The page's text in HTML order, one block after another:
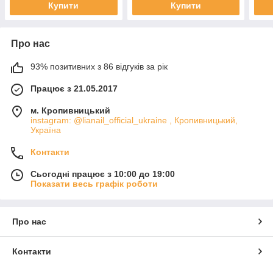
Купити Купити
Про нас
93% позитивних з 86 відгуків за рік
Працює з 21.05.2017
м. Кропивницький
instagram: @lianail_official_ukraine , Кропивницький,
Україна
Контакти
Сьогодні працює з 10:00 до 19:00
Показати весь графік роботи
Про нас
Контакти